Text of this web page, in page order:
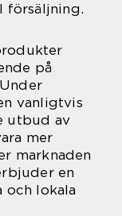
försäljning.
på
vanligtvis
utbud av
mer
marknaden
en
och lokala